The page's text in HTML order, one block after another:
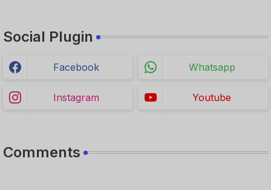
Social Plugin
Facebook Whatsapp
Instagram Youtube
Comments